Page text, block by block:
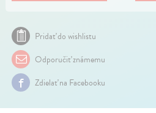
Pridať do wishlistu
Odporučiť známemu
Zdielať na Facebooku